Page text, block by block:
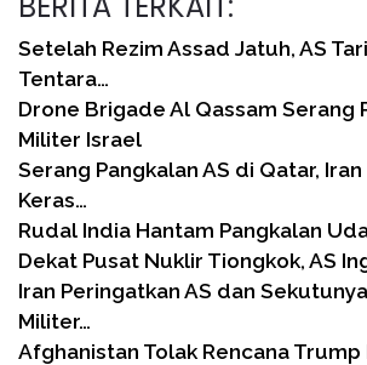
Setelah Rezim Assad Jatuh, AS
Tentara…
Drone Brigade Al Qassam Serang
Militer Israel
Serang Pangkalan AS di Qatar,
Keras…
Rudal India Hantam Pangkalan
Dekat Pusat Nuklir Tiongkok, AS
Iran Peringatkan AS dan
Militer…
Afghanistan Tolak Rencana